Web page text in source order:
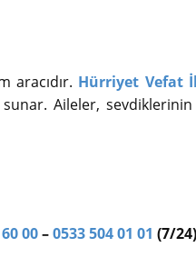
aracıdır. Hürriyet Vefat
Aileler, sevdiklerinin
00–0533 504 01 01 (7/